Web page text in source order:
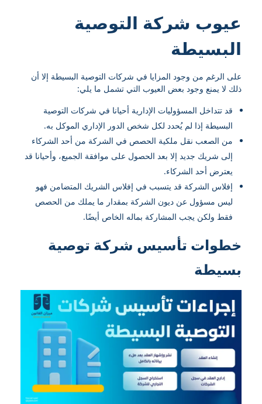
عيوب شركة التوصية
البسيطة
على الرغم من وجود المزايا في شركات التوصية البسيطة إلا أن
ذلك لا يمنع وجود بعض العيوب التي تشمل ما يلي:
قد تتداخل المسؤوليات الإدارية أحيانا في شركات التوصية
البسيطة إذا لم يُحدد لكل شخص الدور الإداري الموكل به.
من الصعب نقل ملكية الحصص في الشركة من أحد الشركاء
إلى شريك جديد إلا بعد الحصول على موافقة الجميع، وأحيانا قد
يعترض أحد الشركاء.
إفلاس الشركة قد يتسبب في إفلاس الشريك المتضامن فهو
ليس مسؤول عن ديون الشركة بمقدار ما يملك من الحصص
فقط ولكن يجب المشاركة بماله الخاص أيضًا.
خطوات تأسيس شركة توصية
بسيطة